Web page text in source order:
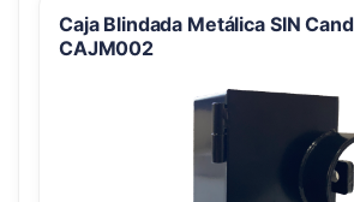
Caja Blindada Metálica SIN
CAJM002